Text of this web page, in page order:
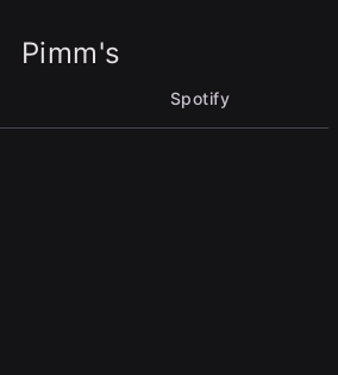
Pimm's
Spotify